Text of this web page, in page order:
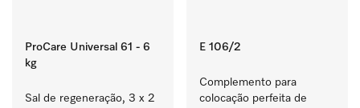
ProCare Universal 61 - 6
kg
Sal de regeneração, 3 x 2
E 106/2
Complemento para
colocação perfeita de